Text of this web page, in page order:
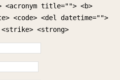
title=""> <b>
<code> <del datetime="">
<strong>